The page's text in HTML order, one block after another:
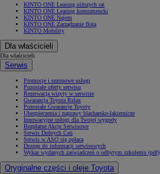
KINTO ONE Leasing niższych rat
KINTO ONE Leasing konsumencki
KINTO ONE Najem
KINTO ONE Zarządzanie flotą
KINTO Mobility
Dla właścicieli
Dla właścicieli
Serwis
Promocje i sezonowe usługi
Pozostałe oferty serwisu
Rezerwacja wizyty w serwisie
Gwarancja Toyota Relax
Pozostałe Gwarancje Toyoty
Ubezpieczenia i naprawy blacharsko-lakiernicze
Innowacyjne usługi dla Twojej wygody
Bezpłatne Akcje Serwisowe
Serwis Dobrych Cen
Serwis w ASO się opłaca
Dostęp do informacji serwisowych
Wykaz wydanych zaświadczeń o odbytym szkoleniu (pdf)
Oryginalne części i oleje Toyota